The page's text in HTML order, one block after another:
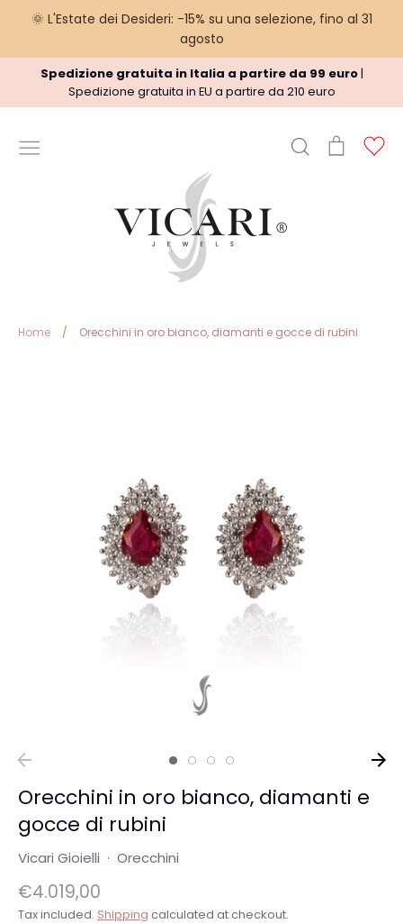
🌞 L'Estate dei Desideri: -15% su una selezione, fino al 31
agosto
content
Spedizione gratuita in Italia a partire da 99 euro|
Spedizione gratuita in EU a partire da 210 euro
Search
Shipment policy
Refund Policy
Cart
Home / Orecchini in oro bianco, diamanti e gocce di rubini
Orecchini in oro bianco, diamanti e
gocce di rubini
Vicari Gioielli · Orecchini
€4.019,00
Tax included. Shipping calculated at checkout.